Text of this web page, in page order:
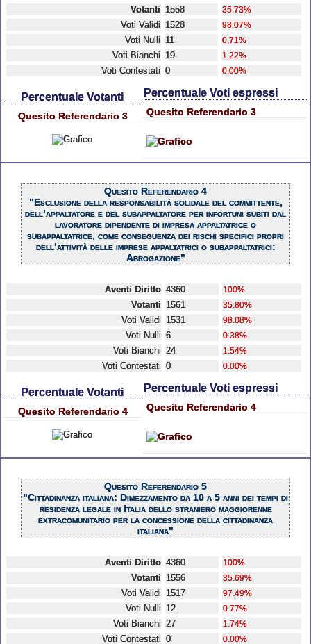
Votanti 1558 35.73%
Voti Validi 1528 98.07%
Voti Nulli 11 0.71%
Voti Bianchi 19 1.22%
Voti Contestati 0 0.00%
Percentuale Votanti
Quesito Referendario 3
Percentuale Voti espressi
Quesito Referendario 3
Quesito Referendario 4
"Esclusione della responsabilità solidale del committente,
dell’appaltatore e del subappaltatore per infortuni subiti dal
lavoratore dipendente di impresa appaltatrice o
subappaltatrice, come conseguenza dei rischi specifici propri
dell’attività delle imprese appaltatrici o subappaltatrici:
Abrogazione"
Aventi Diritto 4360 100%
Votanti 1561 35.80%
Voti Validi 1531 98.08%
Voti Nulli 6 0.38%
Voti Bianchi 24 1.54%
Voti Contestati 0 0.00%
Percentuale Votanti
Quesito Referendario 4
Percentuale Voti espressi
Quesito Referendario 4
Quesito Referendario 5
"Cittadinanza italiana: Dimezzamento da 10 a 5 anni dei tempi di
residenza legale in Italia dello straniero maggiorenne
extracomunitario per la concessione della cittadinanza
italiana"
Aventi Diritto 4360 100%
Votanti 1556 35.69%
Voti Validi 1517 97.49%
Voti Nulli 12 0.77%
Voti Bianchi 27 1.74%
Voti Contestati 0 0.00%